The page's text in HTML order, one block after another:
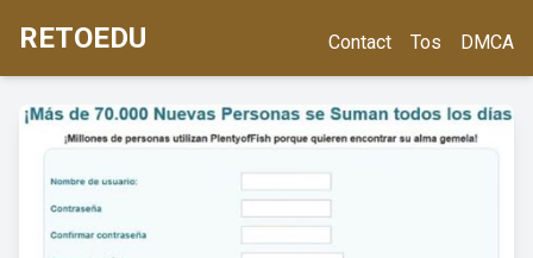
RETOEDU Contact Tos DMCA